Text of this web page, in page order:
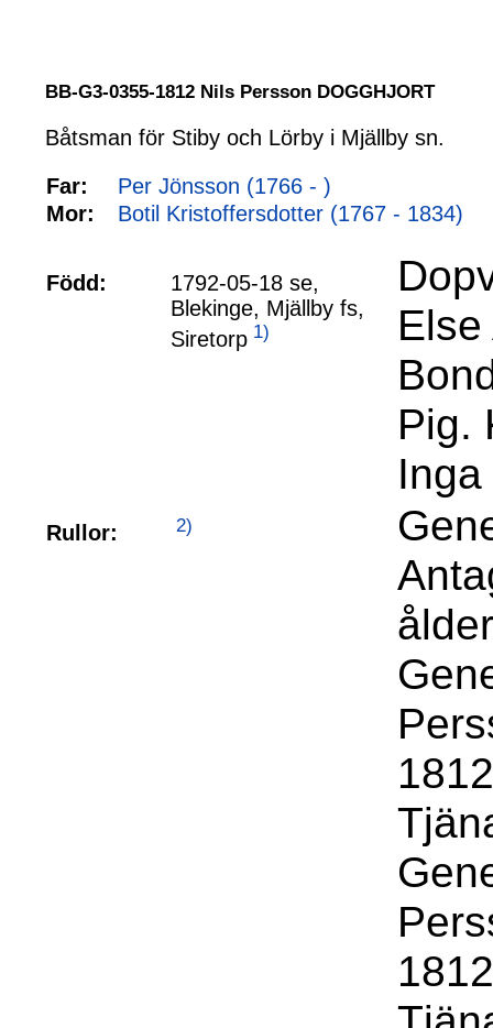
BB-G3-0355-1812 Nils Persson DOGGHJORT
Båtsman för Stiby och Lörby i Mjällby sn.
Far:
Per Jönsson (1766 - )
Mor:
Botil Kristoffersdotter (1767 - 1834)
Född:
1792-05-18 se,
Blekinge, Mjällby fs,
Siretorp 1)
Pig.
Rullor: 2)